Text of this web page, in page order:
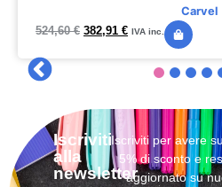
Carvel
524,60€ 382,91 € IVA inc.
Iscriviti
alla
newsletter
Iscriviti per avere
5% di sconto e
aggiornato su